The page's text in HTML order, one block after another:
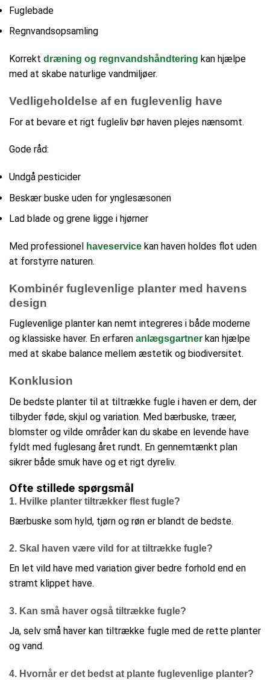
Fuglebade
Regnvandsopsamling
Korrekt dræning og regnvandshåndtering kan hjælpe
med at skabe naturlige vandmiljøer.
Vedligeholdelse af en fuglevenlig have
For at bevare et rigt fugleliv bør haven plejes nænsomt.
Gode råd:
Undgå pesticider
Beskær buske uden for ynglesæsonen
Lad blade og grene ligge i hjørner
Med professionel haveservice kan haven holdes flot uden
at forstyrre naturen.
Kombinér fuglevenlige planter med havens
design
Fuglevenlige planter kan nemt integreres i både moderne
og klassiske haver. En erfaren anlægsgartner kan hjælpe
med at skabe balance mellem æstetik og biodiversitet.
Konklusion
De bedste planter til at tiltrække fugle i haven er dem, der
tilbyder føde, skjul og variation. Med bærbuske, træer,
blomster og vilde områder kan du skabe en levende have
fyldt med fuglesang året rundt. En gennemtænkt plan
sikrer både smuk have og et rigt dyreliv.
Ofte stillede spørgsmål
1. Hvilke planter tiltrækker flest fugle?
Bærbuske som hyld, tjørn og røn er blandt de bedste.
2. Skal haven være vild for at tiltrække fugle?
En let vild have med variation giver bedre forhold end en
stramt klippet have.
3. Kan små haver også tiltrække fugle?
Ja, selv små haver kan tiltrække fugle med de rette planter
og vand.
4. Hvornår er det bedst at plante fuglevenlige planter?